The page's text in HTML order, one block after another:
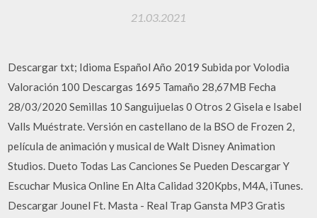
21.03.2021
Descargar txt; Idioma Español Año 2019 Subida por Volodia
Valoración 100 Descargas 1695 Tamaño 28,67MB Fecha
28/03/2020 Semillas 10 Sanguijuelas 0 Otros 2 Gisela e Isabel
Valls Muéstrate. Versión en castellano de la BSO de Frozen 2,
película de animación y musical de Walt Disney Animation
Studios. Dueto Todas Las Canciones Se Pueden Descargar Y
Escuchar Musica Online En Alta Calidad 320Kpbs, M4A, iTunes.
Descargar Jounel Ft. Masta - Real Trap Gansta MP3 Gratis